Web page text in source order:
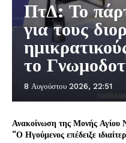
ΠτΔ: Το
για τους
το
8 Αυγούστου 2026, 22:51
Ανακοίνωση της Μονής Αγίου
“Ο Ηγούμενος επέδειξε